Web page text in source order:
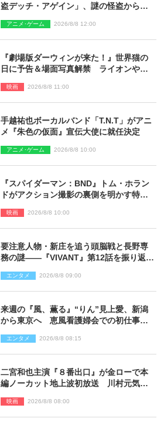
盗デッチ・アゲイン」、謎の怪盗から不
アニメ･ゲーム 2026/8/8 12:00
『劇場版ダーウィンが来た！』世界猫の
日に予告＆場面写真解禁 ライオンやマ
映画 2026/8/8 11:00
手越祐也ボーカルバンド「T.N.T」がアニ
メ『朱色の仮面』宣伝大使に就任決定
アニメ･ゲーム 2026/8/8 10:00
『スパイダーマン：BND』トム・ホラン
ドがアクション撮影の裏側を明かす特別
映画 2026/8/8 10:00
要注意人物・新庄を追う頭脳戦と長野専
務の謎――『VIVANT』第12話を振り返
エンタメ 2026/8/8 09:00
来週の『風、薫る』“りん”見上愛、新潟
から東京へ 恵風看護婦会での初仕事に
エンタメ 2026/8/8 08:15
二宮和也主演『８番出口』が金ローで本
編ノーカット地上波初放送 川村元気監
映画 2026/8/8 08:00